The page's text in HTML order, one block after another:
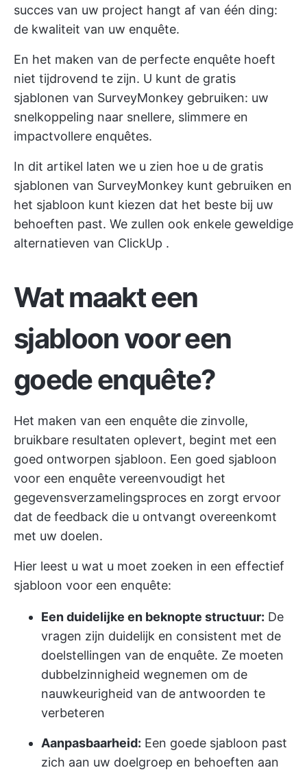
succes van uw project hangt af van één ding:
de kwaliteit van uw enquête.
En het maken van de perfecte enquête hoeft
niet tijdrovend te zijn. U kunt de gratis
sjablonen van SurveyMonkey gebruiken: uw
snelkoppeling naar snellere, slimmere en
impactvollere enquêtes.
In dit artikel laten we u zien hoe u de gratis
sjablonen van SurveyMonkey kunt gebruiken en
het sjabloon kunt kiezen dat het beste bij uw
behoeften past. We zullen ook enkele geweldige
alternatieven van ClickUp .
Wat maakt een
sjabloon voor een
goede enquête?
Het maken van een enquête die zinvolle,
bruikbare resultaten oplevert, begint met een
goed ontworpen sjabloon. Een goed sjabloon
voor een enquête vereenvoudigt het
gegevensverzamelingsproces en zorgt ervoor
dat de feedback die u ontvangt overeenkomt
met uw doelen.
Hier leest u wat u moet zoeken in een effectief
sjabloon voor een enquête:
Een duidelijke en beknopte structuur: De
vragen zijn duidelijk en consistent met de
doelstellingen van de enquête. Ze moeten
dubbelzinnigheid wegnemen om de
nauwkeurigheid van de antwoorden te
verbeteren
Aanpasbaarheid: Een goede sjabloon past
zich aan uw doelgroep en behoeften aan